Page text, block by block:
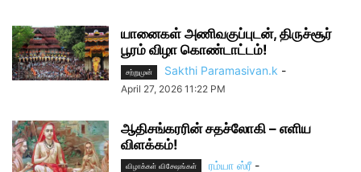
யானைகள் அணிவகுப்புடன், திருச்சூர்
பூரம் விழா கொண்டாட்டம்!
சற்றுமுன் Sakthi Paramasivan.k -
April 27, 2026 11:22 PM
ஆதிசங்கரரின் சதச்லோகி – எளிய
விளக்கம்!
விழாக்கள் விசேஷங்கள் ரம்யா ஸ்ரீ -